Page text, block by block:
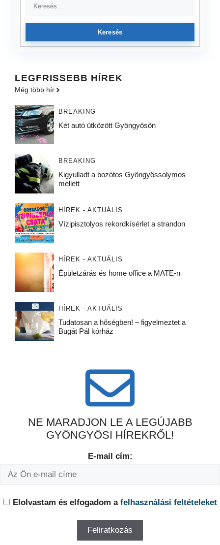
Keresés
LEGFRISSEBB HÍREK
Még több hír
BREAKING
Két autó ütközött Gyöngyösön
BREAKING
Kigyulladt a bozótos Gyöngyössolymos
mellett
HÍREK - AKTUÁLIS
Vízipisztolyos rekordkísérlet a strandon
HÍREK - AKTUÁLIS
Épületzárás és home office a MATE-n
HÍREK - AKTUÁLIS
Tudatosan a hőségben! – figyelmeztet a
Bugát Pál kórház
NE MARADJON LE A LEGÚJABB
GYÖNGYÖSI HÍREKRŐL!
E-mail cím:
Elolvastam és elfogadom a felhasználási feltételeket